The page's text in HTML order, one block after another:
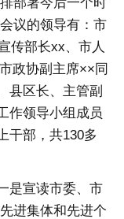
议的领导有：市
传部长xx、市人
政协副主席××同
县区长、主管副
作领导小组成员
干部，共130多
宣读市委、市
进集体和先进个